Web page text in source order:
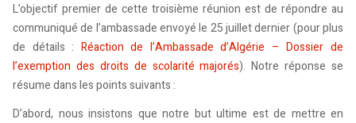
L’objectif premier de cette troisième réunion est de répondre au
communiqué de l’ambassade envoyé le 25 juillet dernier (pour plus
de détails : Réaction de l’Ambassade d’Algérie – Dossier de
l’exemption des droits de scolarité majorés). Notre réponse se
résume dans les points suivants :
D’abord, nous insistons que notre but ultime est de mettre en